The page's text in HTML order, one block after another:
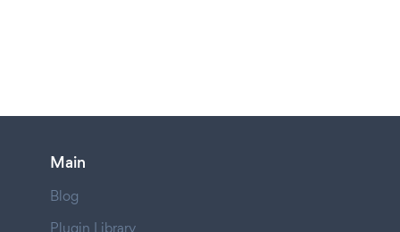
Main
Blog